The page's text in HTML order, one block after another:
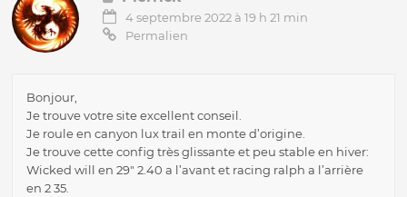
4 septembre 2022 à 19 h 21 min
Permalien
Bonjour,
Je trouve votre site excellent conseil.
Je roule en canyon lux trail en monte d’origine.
Je trouve cette config très glissante et peu stable en hiver:
Wicked will en 29″ 2.40 a l’avant et racing ralph a l’arrière
en 2 35.